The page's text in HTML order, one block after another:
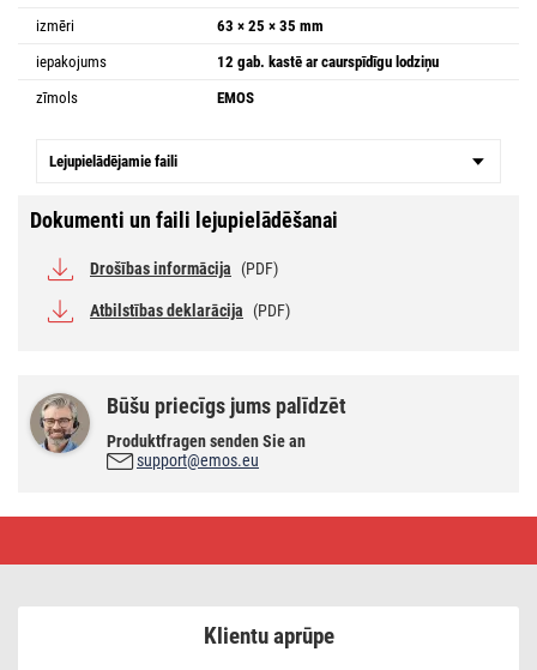
izmēri
63 × 25 × 35 mm
iepakojums
12 gab. kastē ar caurspīdīgu lodziņu
zīmols
EMOS
Lejupielādējamie faili
Dokumenti un faili lejupielādēšanai
Drošības informācija (PDF)
Atbilstības deklarācija (PDF)
Būšu priecīgs jums palīdzēt
Produktfragen senden Sie an
support@emos.eu
rokas
Klientu aprūpe